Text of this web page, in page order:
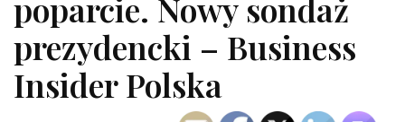
poparcie. Nowy sondaż
prezydencki – Business
Insider Polska